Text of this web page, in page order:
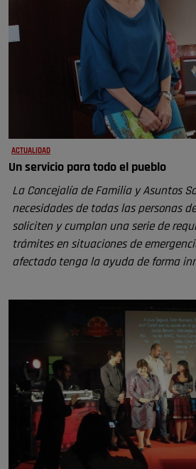
ACTUALIDAD
Un servicio para todo el pueblo
La Concejalía de Familia y Asuntos
necesidades de todas las personas
soliciten y cumplan una serie de
trámites en situaciones de
afectado tenga la ayuda de forma